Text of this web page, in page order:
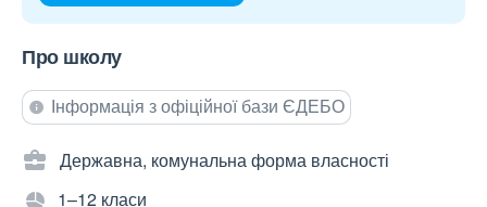
Про школу
Інформація з офіційної бази ЄДЕБО
Державна, комунальна форма власності
1–12 класи